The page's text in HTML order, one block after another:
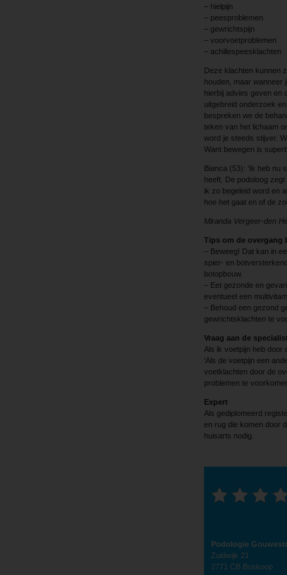
– hielpijn
– peesproblemen
– gewrichtspijn
– voorvoetproblemen
– achillespeesklachten
Deze klachten kunnen
houden, maar wanneer
hierbij advies geven en
uitgebreid onderzoek
bespreken we de
teken van het lichaam
word je steeds stijver.
Want bewegen is
Bianca (53): ‘Ik heb nu
heeft. De podoloog
ik zo begeleid word en
hoe het gaat en of de
Miranda Vergeer-den
Tips om de overgang
– Beweeg! Dat kan in
spier- en
botopbouw.
– Eet gezonde en
eventueel een
– Behoud een gezond
gewrichtsklachten te
Vraag aan de specialist
Als ik voetpijn heb door
‘Als de voetpijn een
voetklachten door de
problemen te
Expert
Als gediplomeerd
en rug die komen door
huisarts nodig.
Podologie
Zuidwijk 21
2771 CB Boskoop